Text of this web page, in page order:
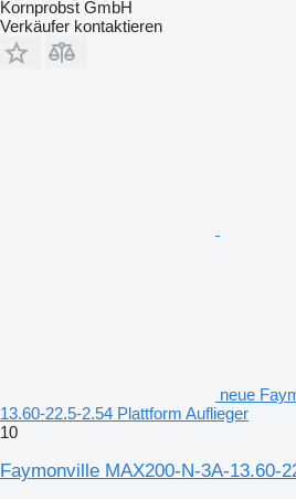
Kornprobst GmbH
Verkäufer kontaktieren
neue
13.60-22.5-2.54 Plattform Auflieger
10
Faymonville MAX200-N-3A-13.60-